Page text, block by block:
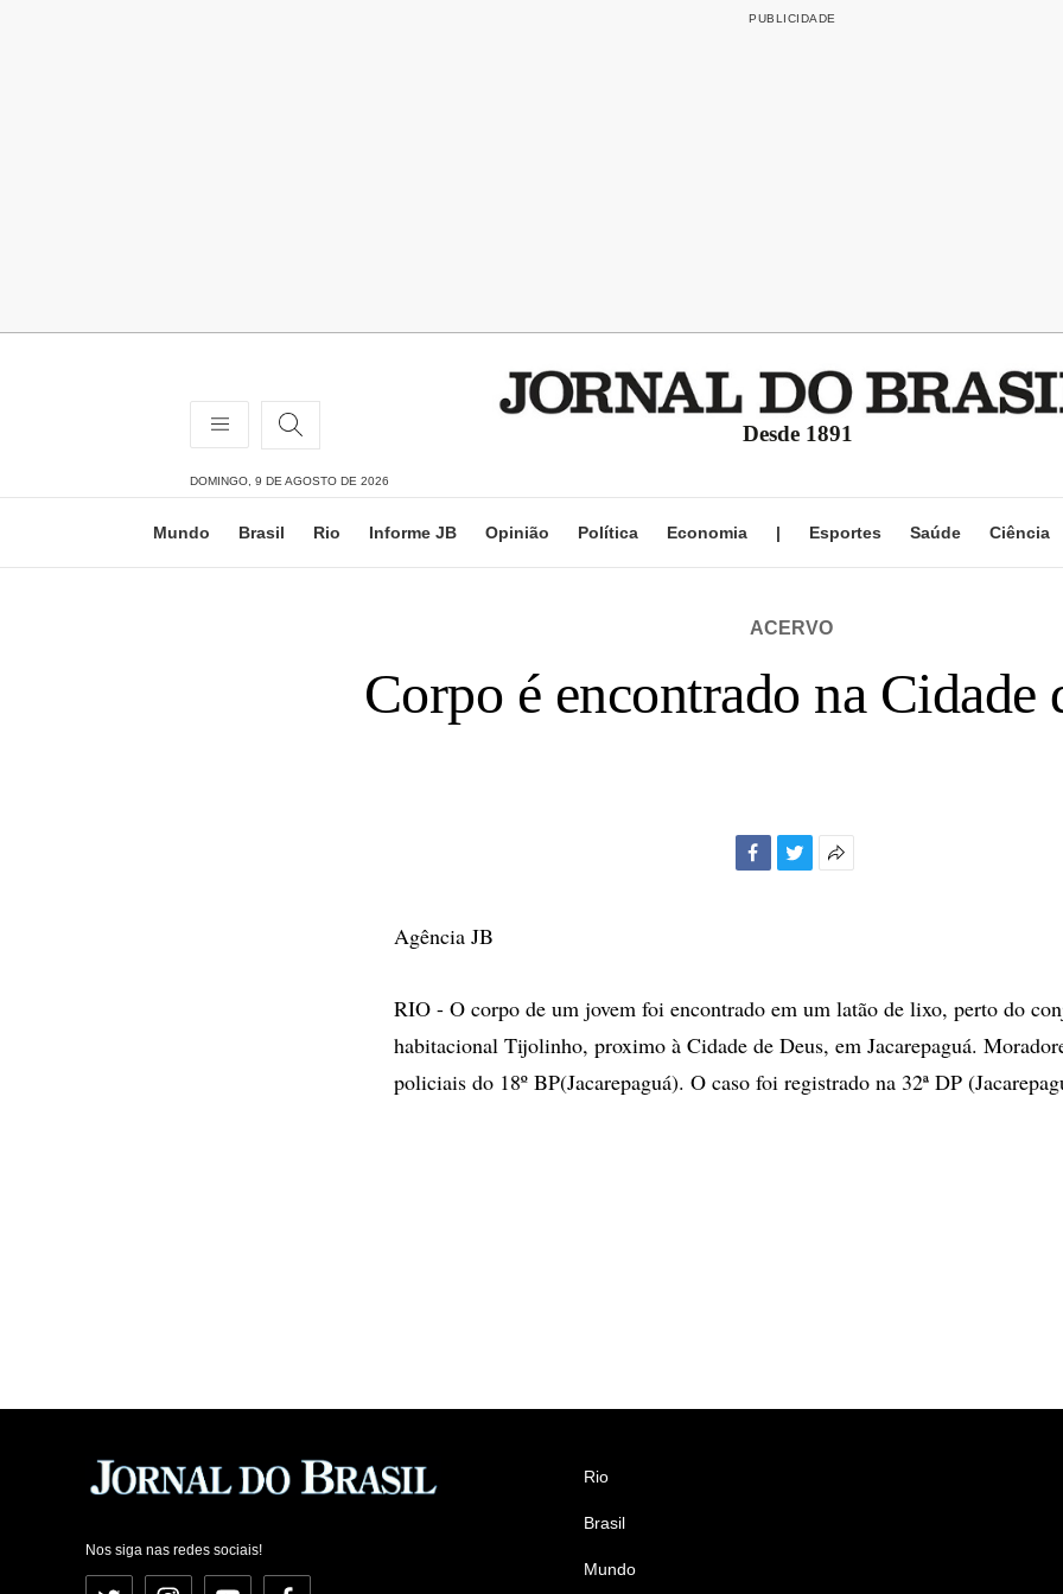
Desde 1891
DOMINGO, 9 DE AGOSTO DE 2026
Mundo Brasil Rio Informe JB Opinião Política Economia | Esportes Saúde Ciência
ACERVO
Corpo é encontrado na Cidade
Agência JB
RIO - O corpo de um jovem foi encontrado em um latão de lixo, perto do
habitacional Tijolinho, proximo à Cidade de Deus, em Jacarepaguá.
policiais do 18º BP(Jacarepaguá). O caso foi registrado na 32ª DP
Nos siga nas redes sociais!
Rio
Brasil
Mundo